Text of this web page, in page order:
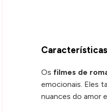
Os filmes de
emocionais. Eles
nuances do amor